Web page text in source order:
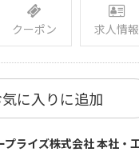
クーポン 求人情報
に入りに追加
プライズ株式会社 本社・